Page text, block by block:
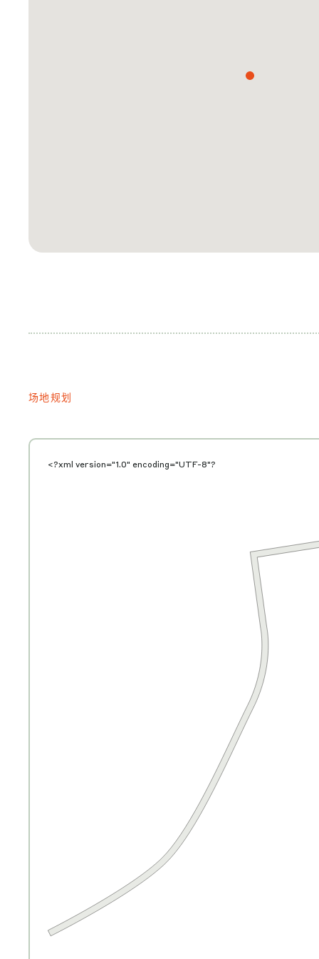
场地规划
<?xml version="1.0" encoding="UTF-8"?